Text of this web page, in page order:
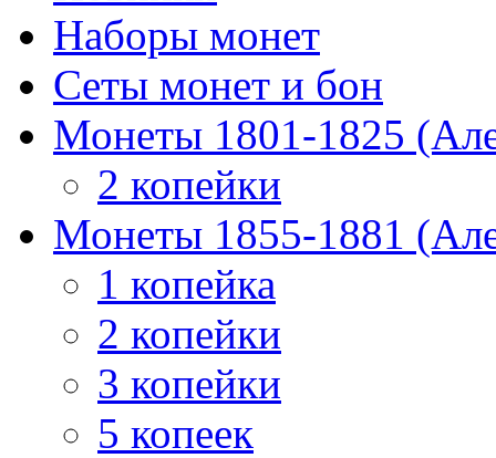
Наборы монет
Сеты монет и бон
Монеты 1801-1825
2 копейки
Монеты 1855-1881
1 копейка
2 копейки
3 копейки
5 копеек